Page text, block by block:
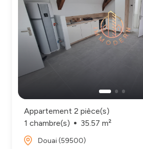
vendus
& loués
agence
Blog
Nos
honoraires
Contact
Appartement 2 pièce(s)
1 chambre(s)
35.57 m²
Douai (59500)